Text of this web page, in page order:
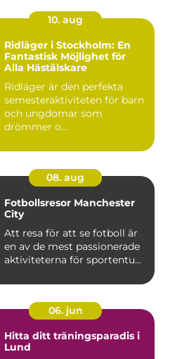
10. aug
Ridläger i Stockholm: En
Fantastisk Möjlighet för
Alla Hästälskare
Ridläger är den perfekta
semesteraktiviteten för barn
och ungdomar som
drömmer o...
08. aug
Fotbollsresor Manchester
City
Att resa för att se fotboll är
en av de mest passionerade
aktiviteterna för sportentu...
06. jun
Hitta ditt träningsparadis i
Lund